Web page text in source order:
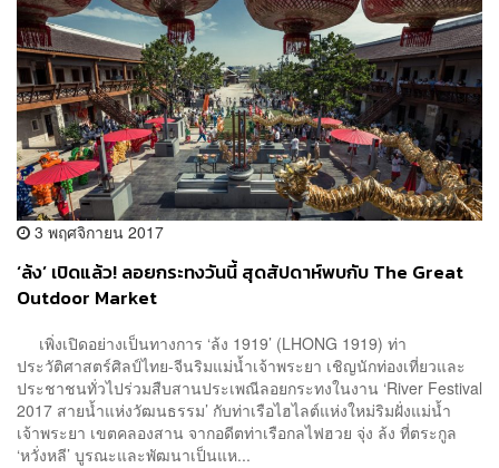
3 พฤศจิกายน 2017
‘ล้ง’ เปิดแล้ว! ลอยกระทงวันนี้ สุดสัปดาห์พบกับ The Great
Outdoor Market
เพิ่งเปิดอย่างเป็นทางการ ‘ล้ง 1919’ (LHONG 1919) ท่า
ประวัติศาสตร์ศิลป์ไทย-จีนริมแม่น้ำเจ้าพระยา เชิญนักท่องเที่ยวและ
ประชาชนทั่วไปร่วมสืบสานประเพณีลอยกระทงในงาน ‘River Festival
2017 สายน้ำแห่งวัฒนธรรม’ กับท่าเรือไฮไลต์แห่งใหม่ริมฝั่งแม่น้ำ
เจ้าพระยา เขตคลองสาน จากอดีตท่าเรือกลไฟฮวย จุ่ง ล้ง ที่ตระกูล
‘หวั่งหลี’ บูรณะและพัฒนาเป็นแห...